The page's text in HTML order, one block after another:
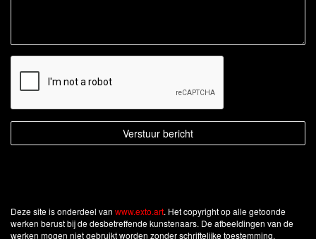
Deze site is onderdeel van www.exto.art. Het copyright op alle getoonde
werken berust bij de desbetreffende kunstenaars. De afbeeldingen van de
werken mogen niet gebruikt worden zonder schriftelijke toestemming.